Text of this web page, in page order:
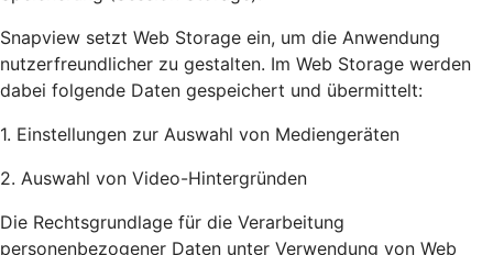
Snapview setzt Web Storage ein, um die Anwendung
nutzerfreundlicher zu gestalten. Im Web Storage werden
dabei folgende Daten gespeichert und übermittelt:
1. Einstellungen zur Auswahl von Mediengeräten
2. Auswahl von Video-Hintergründen
Die Rechtsgrundlage für die Verarbeitung
personenbezogener Daten unter Verwendung von Web